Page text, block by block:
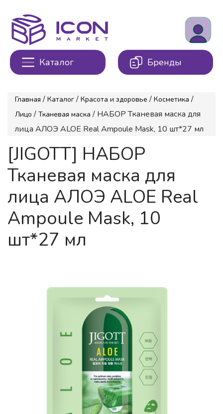
Каталог Бренды
Главная / Каталог / Красота и здоровье / Косметика /
Лицо / Тканевая маска / НАБОР Тканевая маска для
лица АЛОЭ ALOE Real Ampoule Mask, 10 шт*27 мл
[JIGOTT] НАБОР
Тканевая маска для
лица АЛОЭ ALOE Real
Ampoule Mask, 10
шт*27 мл